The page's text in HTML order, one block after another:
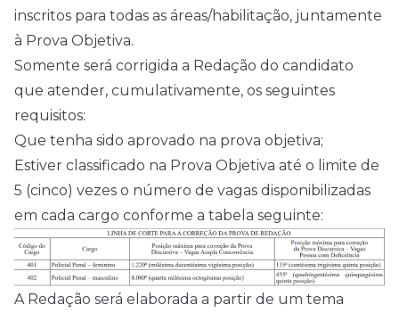
inscritos para todas as áreas/habilitação, juntamente
à Prova Objetiva.
Somente será corrigida a Redação do candidato
que atender, cumulativamente, os seguintes
requisitos:
Que tenha sido aprovado na prova objetiva;
Estiver classificado na Prova Objetiva até o limite de
5 (cinco) vezes o número de vagas disponibilizadas
em cada cargo conforme a tabela seguinte:
A Redação será elaborada a partir de um tema